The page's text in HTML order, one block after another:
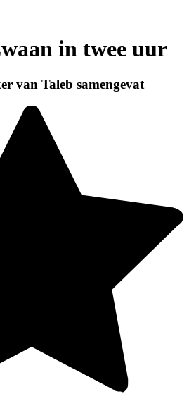
in twee uur
van Taleb samengevat